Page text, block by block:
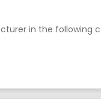
in the following